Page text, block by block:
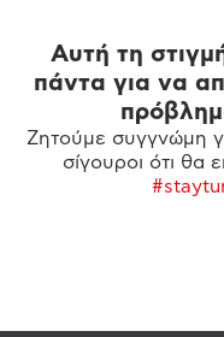
Αυτή τη
πάντα για να
Ζητούμε συγγνώμη
σίγουροι ότι θα